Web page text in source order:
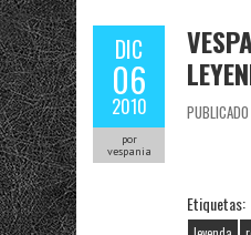
DIC
06
2010
por
vespania
PUBLICADO
Etiquetas: